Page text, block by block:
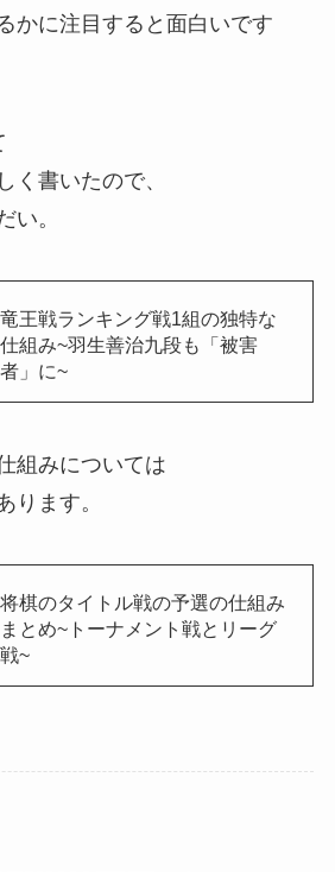
かに注目すると面白いです
く書いたので、
い。
竜王戦ランキング戦1組の独特な
仕組み~羽生善治九段も「被害
者」に~
組みについては
ります。
将棋のタイトル戦の予選の仕組み
まとめ~トーナメント戦とリーグ
戦~